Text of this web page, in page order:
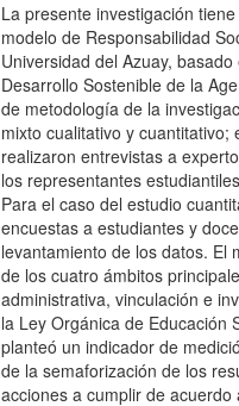
La presente investigación
modelo de Responsabilidad
Universidad del Azuay,
Desarrollo Sostenible de la
de metodología de la
mixto cualitativo y cuantitativo;
realizaron entrevistas a
los representantes
Para el caso del estudio
encuestas a estudiantes y
levantamiento de los datos. El
de los cuatro ámbitos
administrativa, vinculación e
la Ley Orgánica de Educación
planteó un indicador de
de la semaforización de los
acciones a cumplir de